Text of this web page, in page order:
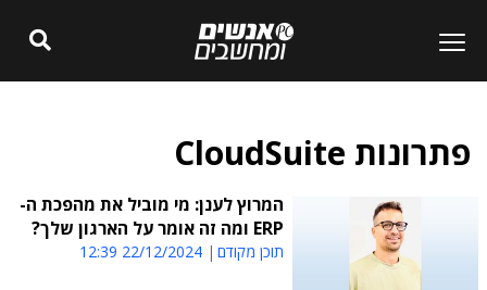
פתרונות CloudSuite
המרוץ לענן: מי מוביל את מהפכת ה-
ERP ומה זה אומר על הארגון שלך?
תוכן מקודם 22/12/2024 12:39